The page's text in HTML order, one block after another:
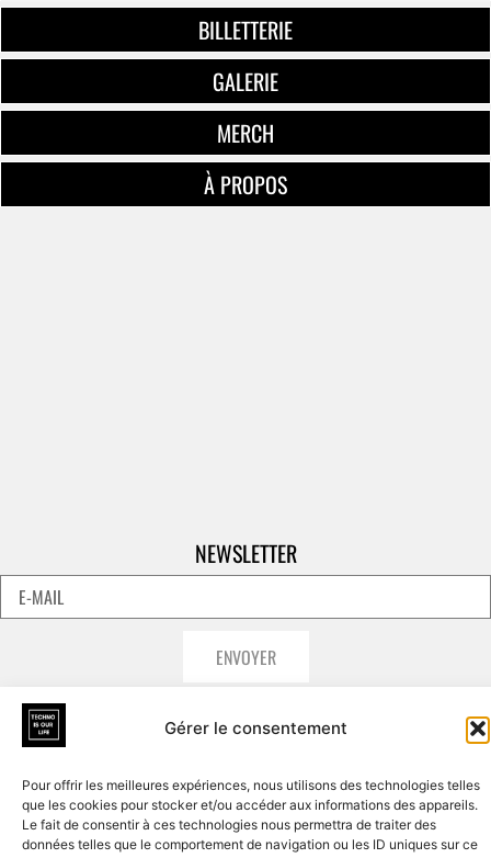
Gérer le consentement
Pour offrir les meilleures expériences, nous utilisons des technologies telles
que les cookies pour stocker et/ou accéder aux informations des appareils.
Le fait de consentir à ces technologies nous permettra de traiter des
données telles que le comportement de navigation ou les ID uniques sur ce
BILLETTERIE
GALERIE
MERCH
À PROPOS
NEWSLETTER
ENVOYER